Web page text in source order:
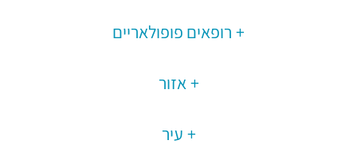
רופאים פופולאריים
אזור
עיר